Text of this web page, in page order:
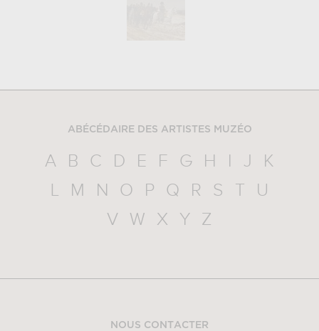
ABÉCÉDAIRE DES ARTISTES MUZÉO
A B C D E F G H I J
K
L
M N O P Q R S T
U
V
W X Y Z
NOUS CONTACTER